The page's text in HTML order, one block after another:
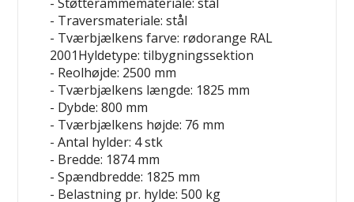
- Traversmateriale: stål
- Tværbjælkens farve: rødorange RAL
2001Hyldetype: tilbygningssektion
- Reolhøjde: 2500 mm
- Tværbjælkens længde: 1825 mm
- Dybde: 800 mm
- Tværbjælkens højde: 76 mm
- Antal hylder: 4 stk
- Bredde: 1874 mm
- Spændbredde: 1825 mm
- Belastning pr. hylde: 500 kg